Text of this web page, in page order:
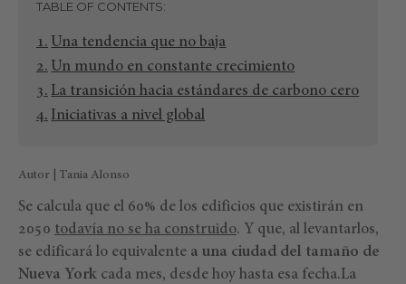
TABLE OF CONTENTS
Una tendencia que no baja
Un mundo en constante crecimiento
La transición hacia estándares de carbono cero
Iniciativas a nivel global
Autor | Tania Alonso
Se calcula que el 60% de los edificios que existirán en
2050 todavía no se ha construido. Y que, al levantarlos,
se edificará lo equivalente a una ciudad del tamaño de
Nueva York cada mes, desde hoy hasta esa fecha.La